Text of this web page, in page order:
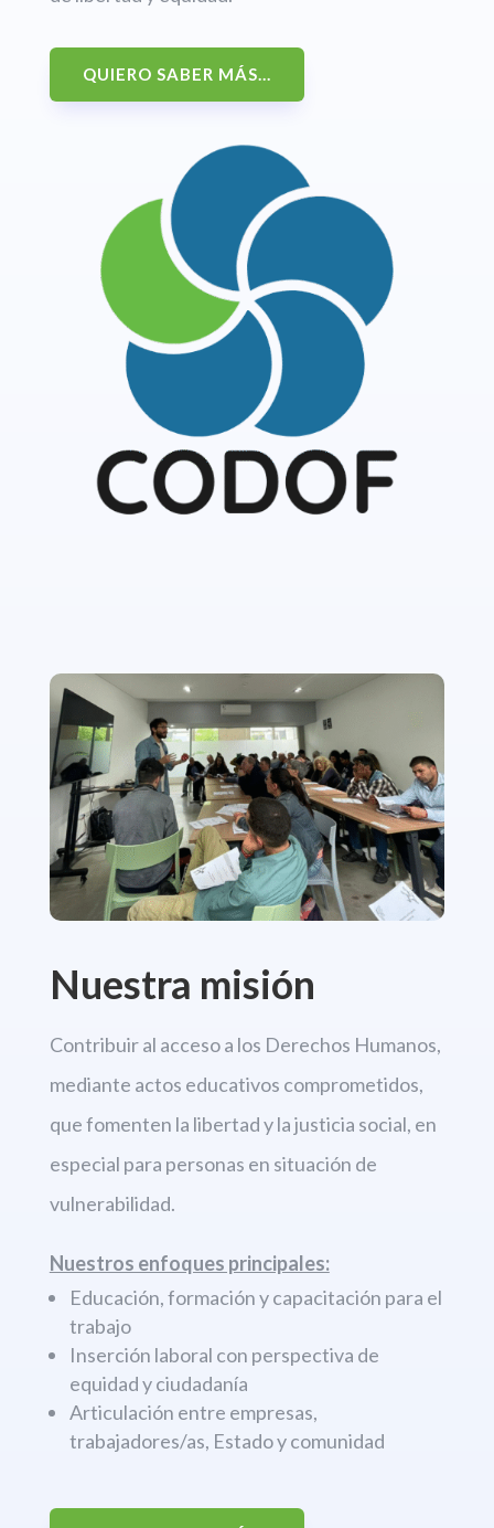
QUIERO SABER MÁS...
Nuestra misión
Contribuir al acceso a los Derechos Humanos,
mediante actos educativos comprometidos,
que fomenten la libertady la justicia social, en
especial para personas en situación de
vulnerabilidad.
Nuestros enfoques principales:
Educación, formación y capacitación para el
trabajo
Inserción laboral con perspectiva de
equidad y ciudadanía
Articulación entre empresas,
trabajadores/as, Estado y comunidad